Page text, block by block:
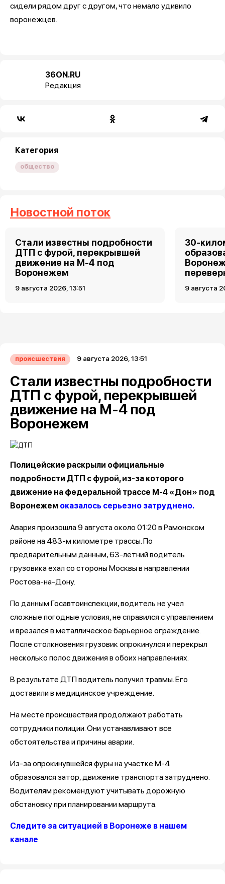
сидели рядом друг с другом, что немало удивило
воронежцев.
36ON.RU
Редакция
Категория
общество
Новостной поток
Стали известны подробности
ДТП с фурой, перекрывшей
движение на М-4 под
Воронежем
9 августа 2026, 13:51
30-
9 августа
происшествия 9 августа 2026, 13:51
Стали известны подробности
ДТП с фурой, перекрывшей
движение на М-4 под
Воронежем
Полицейские раскрыли официальные
подробности ДТП с фурой, из-за которого
движение на федеральной трассе М-4 «Дон» под
Воронежем оказалось серьезно затруднено.
Авария произошла 9 августа около 01:20 в Рамонском
районе на 483-м километре трассы. По
предварительным данным, 63-летний водитель
грузовика ехал со стороны Москвы в направлении
Ростова-на-Дону.
По данным Госавтоинспекции, водитель не учел
сложные погодные условия, не справился с управлением
и врезался в металлическое барьерное ограждение.
После столкновения грузовик опрокинулся и перекрыл
несколько полос движения в обоих направлениях.
В результате ДТП водитель получил травмы. Его
доставили в медицинское учреждение.
На месте происшествия продолжают работать
сотрудники полиции. Они устанавливают все
обстоятельства и причины аварии.
Из-за опрокинувшейся фуры на участке М-4
образовался затор, движение транспорта затруднено.
Водителям рекомендуют учитывать дорожную
обстановку при планировании маршрута.
Следите за ситуацией в Воронеже в нашем
канале